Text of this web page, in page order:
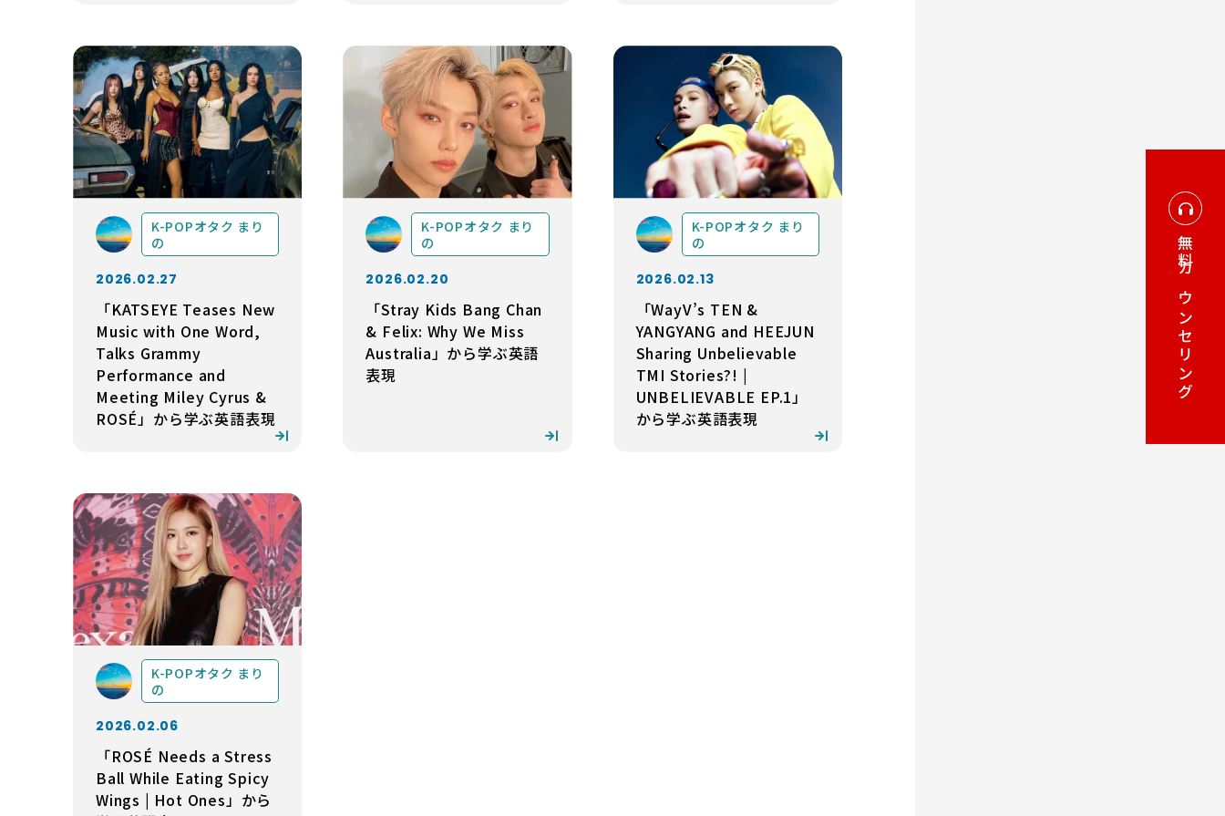
K-POPオタク まり
の
2026.02.27
「KATSEYE Teases New
Music with One Word,
Talks Grammy
Performance and
Meeting Miley Cyrus &
ROSÉ」から学ぶ英語表現
K-POPオタク まり
の
2026.02.20
「Stray Kids Bang Chan
& Felix: Why We Miss
Australia」から学ぶ英語
表現
K-POPオタク まり
の
2026.02.13
「WayV’s TEN &
YANGYANG and HEEJUN
Sharing Unbelievable
TMI Stories?! |
UNBELIEVABLE EP.1」
から学ぶ英語表現
K-POPオタク まり
の
2026.02.06
「ROSÉ Needs a Stress
Ball While Eating Spicy
Wings | Hot Ones」から
無料
カウンセリング